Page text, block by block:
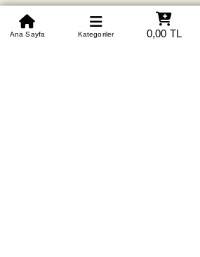
0850 305 09 70
Beden Tablosu Banka Hesapları
Ana Sayfa Kategoriler 0,00 TL